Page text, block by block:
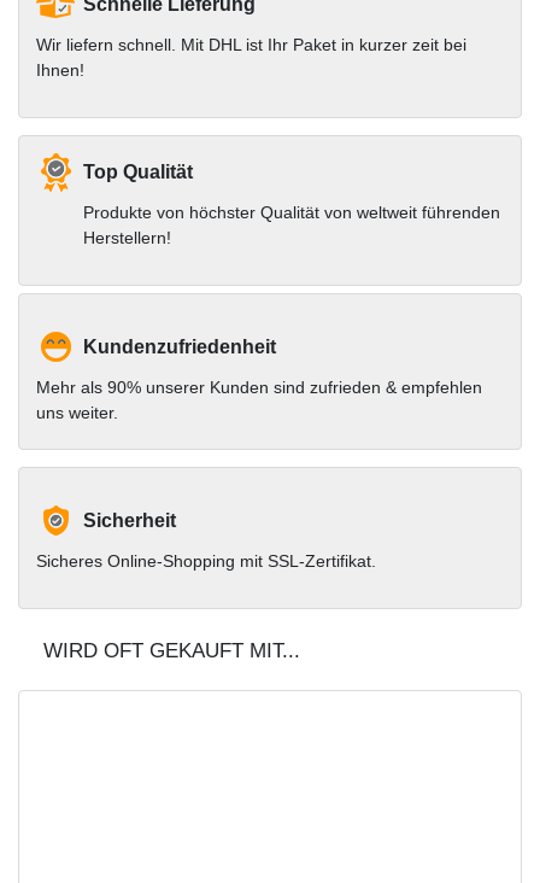
Schnelle Lieferung
Wir liefern schnell. Mit DHL ist Ihr Paket in kurzer zeit bei
Ihnen!
Top Qualität
Produkte von höchster Qualität von weltweit führenden
Herstellern!
Kundenzufriedenheit
Mehr als 90% unserer Kunden sind zufrieden & empfehlen
uns weiter.
Sicherheit
Sicheres Online-Shopping mit SSL-Zertifikat.
WIRD OFT GEKAUFT MIT...